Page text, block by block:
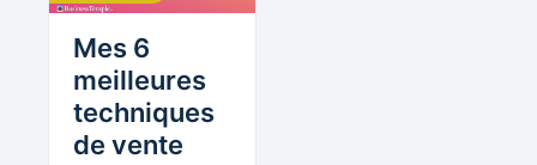
Mes 6
meilleures
techniques
de vente